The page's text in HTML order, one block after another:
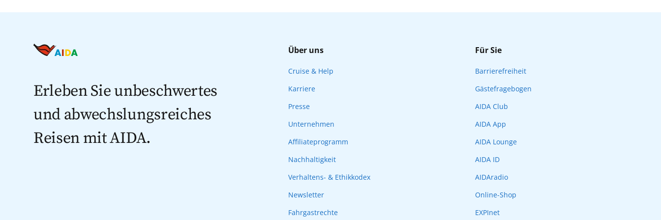
Erleben Sie unbeschwertes
und abwechslungsreiches
Reisen mit AIDA.
Über uns
Cruise & Help
Karriere
Presse
Unternehmen
Affiliateprogramm
Nachhaltigkeit
Verhaltens- & Ethikkodex
Newsletter
Fahrgastrechte
Für Sie
Barrierefreiheit
Gästefragebogen
AIDA Club
AIDA App
AIDA Lounge
AIDA ID
AIDAradio
Online-Shop
EXPInet